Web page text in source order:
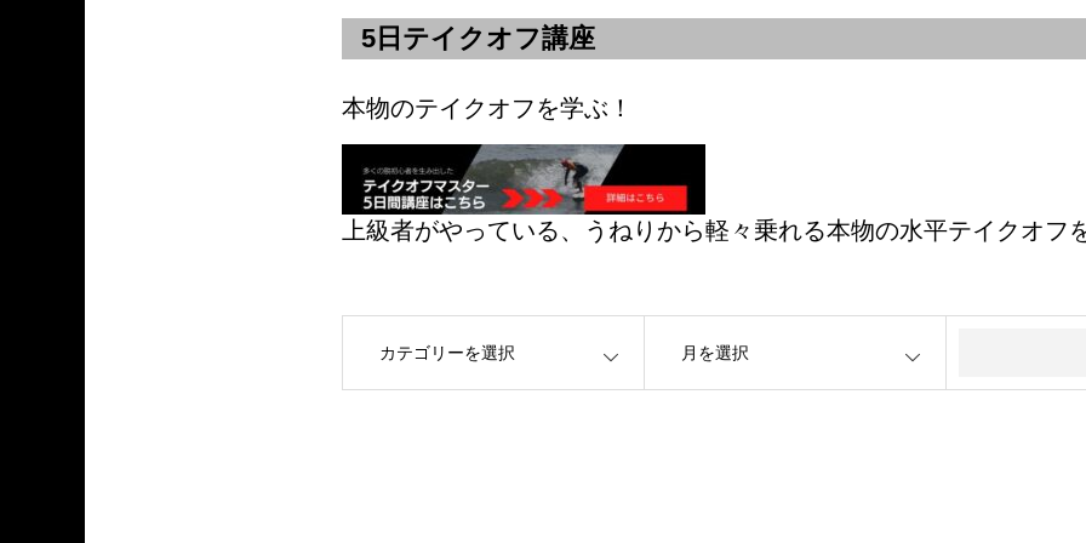
5日テイクオフ講座
本物のテイクオフを学ぶ！
上級者がやっている、うねりから軽々乗れる本物の水平テイクオフ